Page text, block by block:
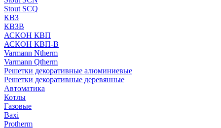
Stout SCQ
КВЗ
КВЗВ
АСКОН КВП
АСКОН КВП-В
Varmann Ntherm
Varmann Qtherm
Решетки декоративные алюминиевые
Решетки декоративные деревянные
Автоматика
Котлы
Газовые
Baxi
Protherm